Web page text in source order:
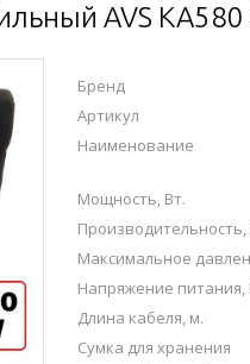
AVS KA580
Бренд
Артикул
Наименование
Мощность, Вт.
Максимальное
Напряжение питания,
Длина кабеля, м.
Сумка для хранения